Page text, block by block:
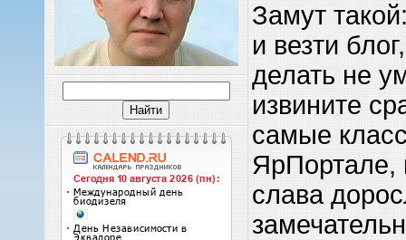
Замут
и везти
делать не
извините
самые
ЯрПортале,
слава